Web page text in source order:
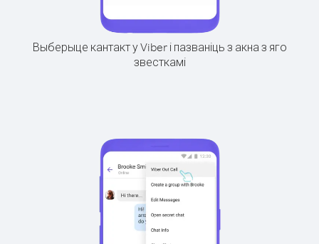
Выберыце кантакт у Viber і пазваніць з акна з яго
звесткамі